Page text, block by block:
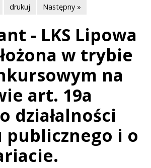
drukuj Następny »
- LKS Lipowa
w trybie
na
art. 19a
działalności
publicznego i o